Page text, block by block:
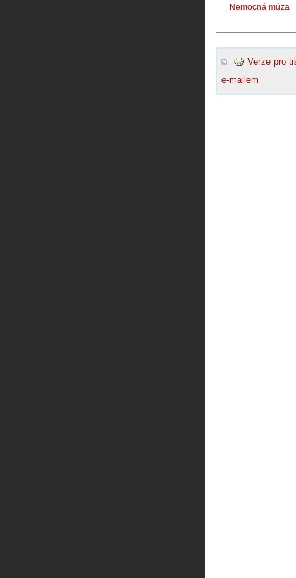
Nemocná múza
Verze pro
e-mailem